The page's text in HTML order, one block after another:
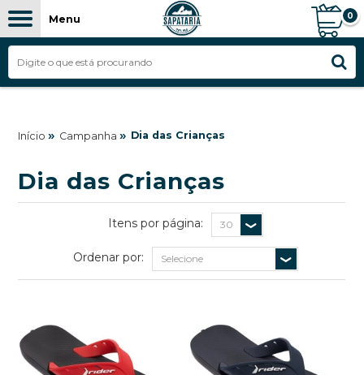
Menu 0
Início » Campanha » Dia das Crianças
Dia das Crianças
Itens por página:
Ordenar por: